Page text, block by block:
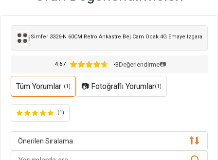
Simfer 3326-N 60CM Retro Ankastre Bej Cam Ocak 4G Emaye Izgara
4.67 3Değerlendirme📷
Tüm Yorumlar (1) 📷 Fotoğraflı Yorumlar(1)
(1)
Önerilen Sıralama